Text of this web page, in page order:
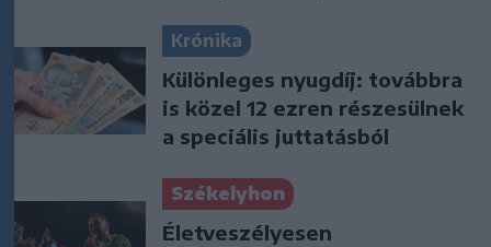
Krónika
Különleges nyugdíj: továbbra
is közel 12 ezren részesülnek
a speciális juttatásból
Székelyhon
Életveszélyesen